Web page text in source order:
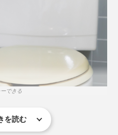
スプレーできる
水洗いしたりこすったりする
るので、抗菌効果の目安は約
も使いやすいことがわかり
チタン、リン酸チタン化合
は、食品や化粧品の原材料と
できる
を読む